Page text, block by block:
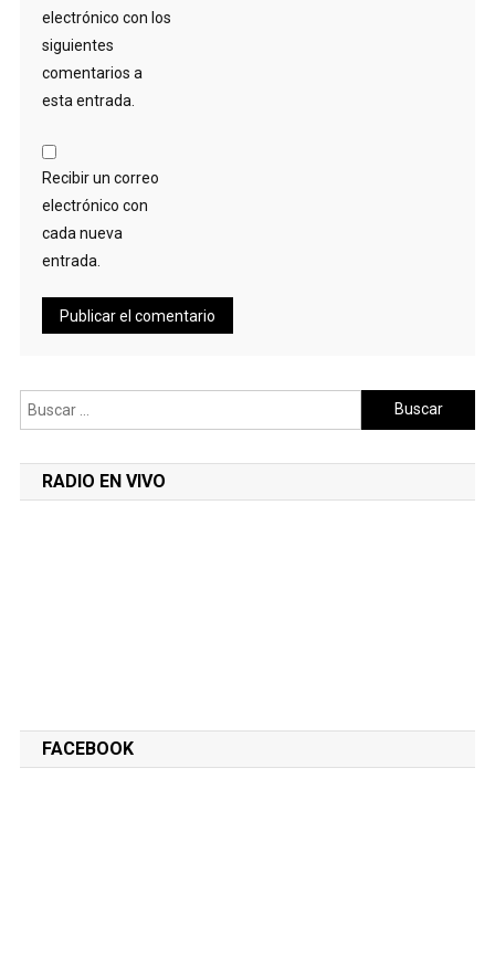
electrónico con los
siguientes
comentarios a
esta entrada.
Recibir un correo
electrónico con
cada nueva
entrada.
Buscar:
RADIO EN VIVO
FACEBOOK